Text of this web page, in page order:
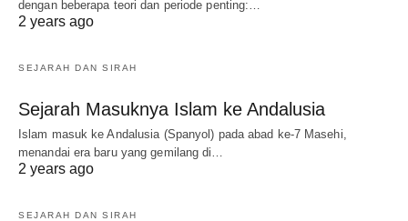
dengan beberapa teori dan periode penting:…
2 years ago
SEJARAH DAN SIRAH
Sejarah Masuknya Islam ke Andalusia
Islam masuk ke Andalusia (Spanyol) pada abad ke-7 Masehi,
menandai era baru yang gemilang di…
2 years ago
SEJARAH DAN SIRAH